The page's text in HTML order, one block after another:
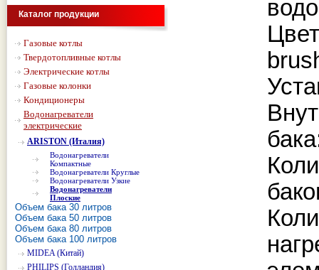
Каталог продукции
Газовые котлы
Твердотопливные котлы
Электрические котлы
Газовые колонки
Кондиционеры
Водонагреватели
электрические
ARISTON (Италия)
Водонагреватели
Компактные
Водонагреватели Круглые
Водонагреватели Узкие
Водонагреватели
Плоские
Объем бака 30 литров
Объем бака 50 литров
Объем бака 80 литров
Объем бака 100 литров
MIDEA (Китай)
PHILIPS (Голландия)